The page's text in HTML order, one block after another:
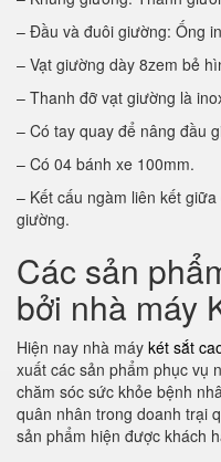
– Đầu và đuôi giường: Ống
– Vạt giường dày 8zem bẻ
– Thanh đỡ vạt giường là
– Có tay quay để nâng đầu
– Có 04 bánh xe 100mm.
– Kết cấu ngàm liên kết
giường.
Các sản
bởi nhà máy
Hiện nay nhà máy két sắt
xuất các sản phẩm phục vụ
chăm sóc sức khỏe bệnh
quân nhân trong doanh trại
sản phẩm hiện được khách